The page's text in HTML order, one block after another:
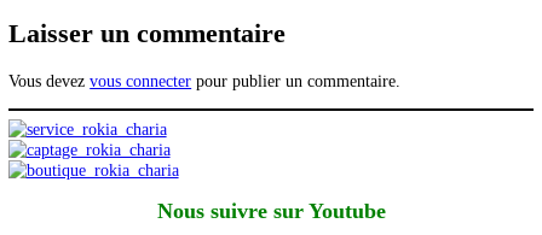
Publications similaires :
La Roqya
Traitement Général
Rokia Charia
Mentions Légales
Traitement des maux occultes : Principes
Laisser un commentaire